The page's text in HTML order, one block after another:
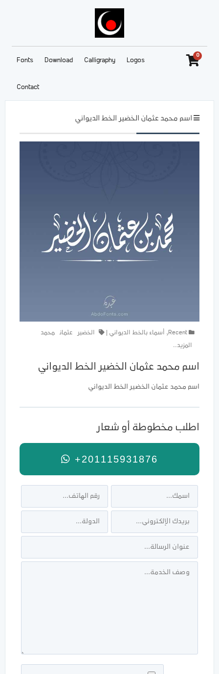
Fonts Download Calligraphy Logos
Contact
0
اسم محمد عثمان الخضير الخط الديواني
Recent
, أسماء بالخط الديواني الخضير عثمان محمد
المزيد..
اسم محمد عثمان الخضير الخط الديواني
اسم محمد عثمان الخضير الخط الديواني
اطلب مخطوطة أو شعار
+201115931876